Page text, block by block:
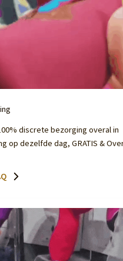
discrete bezorging overal in
op dezelfde dag, GRATIS &